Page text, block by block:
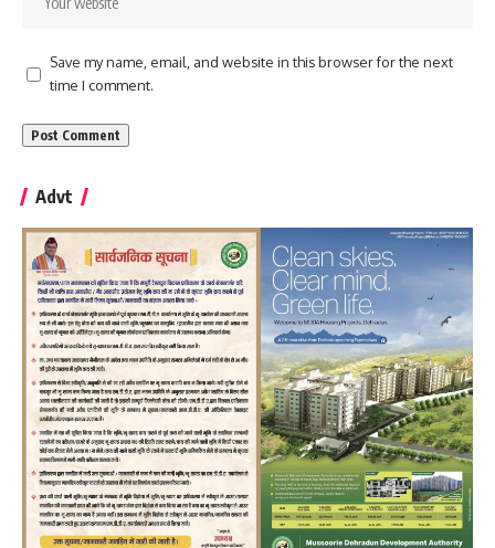
Save my name, email, and website in this browser for the next
time I comment.
Advt